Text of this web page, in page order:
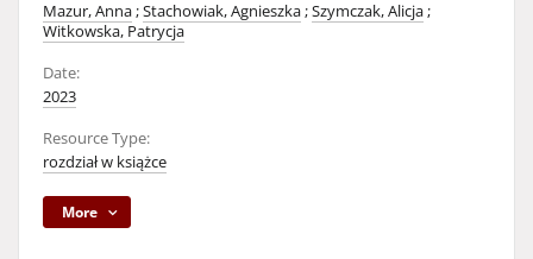
Mazur, Anna;Stachowiak, Agnieszka;Szymczak, Alicja;
Witkowska, Patrycja
Date:
2023
Resource Type:
rozdział w książce
More